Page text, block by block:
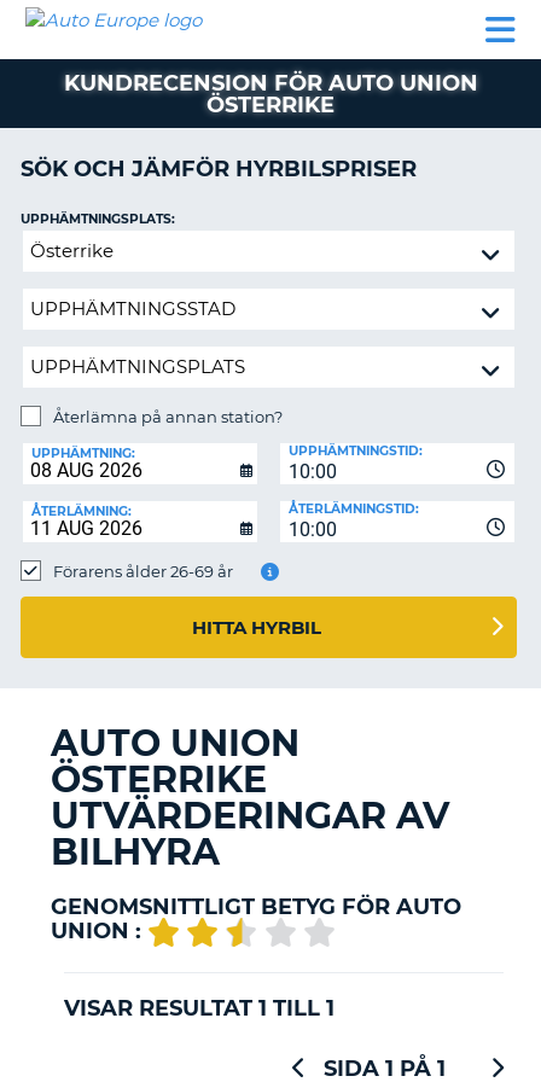
HYRBIL
HYRA
PARTNER
AUTO
EUROPE
HYRBIL
HYRA
HUSBIL
PARTNER
HJÄLP
BOKNING
KUNDRECENSION FÖR AUTO UNION
ÖSTERRIKE
SÖK OCH JÄMFÖR HYRBILSPRISER
Återlämna
annan
UPPHÄMTNINGSPLATS:
Återlämna på annan station?
UPPHÄMTNING:
10:00
UPPHÄMTNINGSTID:
ÅTERLÄMNING:
10:00
ÅTERLÄMNINGSTID:
Förarens ålder 26-69 år
HITTA HYRBIL
AUTO UNION
ÖSTERRIKE
UTVÄRDERINGAR AV
BILHYRA
GENOMSNITTLIGT BETYG FÖR AUTO
UNION :
VISAR RESULTAT 1 TILL 1
SIDA 1 PÅ 1